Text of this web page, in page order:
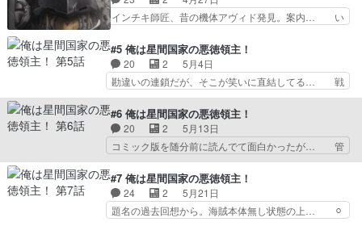
んと罰を受けたがリアムはイ… 1話10分くらい見
た所で展開に引いたけど…
詐欺師で最低人間なんだけど何か嫌… リアム半年
からの目覚めと天城の現状報告。… ぽんぽん年数
あって異世界でいろいろある… 案内人パート毎回
あるのwそんなしょぼいの… 稲田徹、大原さや
か、小坂井祐莉絵、江頭宏…
インチキ師匠、昔の機体アヴィド発見。案内… い
を読まずにあらすじだけ誰かに説明でも… 強くな
っていく過程が面白いなヤスシさんが… ・クリス
ティアナどうなったんや※アニメツ… 凄いロボ戦
闘頑張ってて良かった！フルCG… 余りにも下品
ど飯うまし』第3話『Aラン… ４話視聴…単純に
つまらない展開。人間に裏… 話数から見ても、小
鳩くんだけじゃなく瓜野…
#5 俺は星間国家の悪徳領主！
20 2
5月4日
勘違いの連鎖だが、そこが笑いに直結してる… 戦
艦のデザインと作り込みは良かった。予算… ４話
までもそうだけど、主人公と交わらない… 初陣勝
利と軍の再編成。帝国軍の新型コンペ… 戦艦も福
利厚生大事。子安色々失敗してね？ ニアスさん叡
智すぎ！！！こんなハニートラ… 戦艦を調達した
は奪ったあと返さなくてい… 戦艦を売り込むた
め、ニアスはお色気作戦に… なろうだし、正直期
待度は低かったのですが…
#6 俺は星間国家の悪徳領主！
20 2
5月13日
コミック版を随分前に読んでて面白かったが… 管
制室のセキュリティがガバになる所はギリ… なん
でコレで1話にあんなの挟んだの？こん… 今回も
長く険しい悪徳領主道を全力で逆走し… 海賊船で
見つけた宝島？？リアムの思い付き… この師匠の
不幸は美味しく無いんだったか。… ごめんね、こ
#7 俺は星間国家の悪徳領主！
24 2
5月21日
題名の過去回想から。海賊本体無し状態の上… ⚪︎